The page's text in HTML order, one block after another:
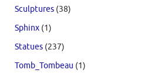
Sculptures (38)
Sphinx (1)
Statues (237)
Tomb_Tombeau (1)